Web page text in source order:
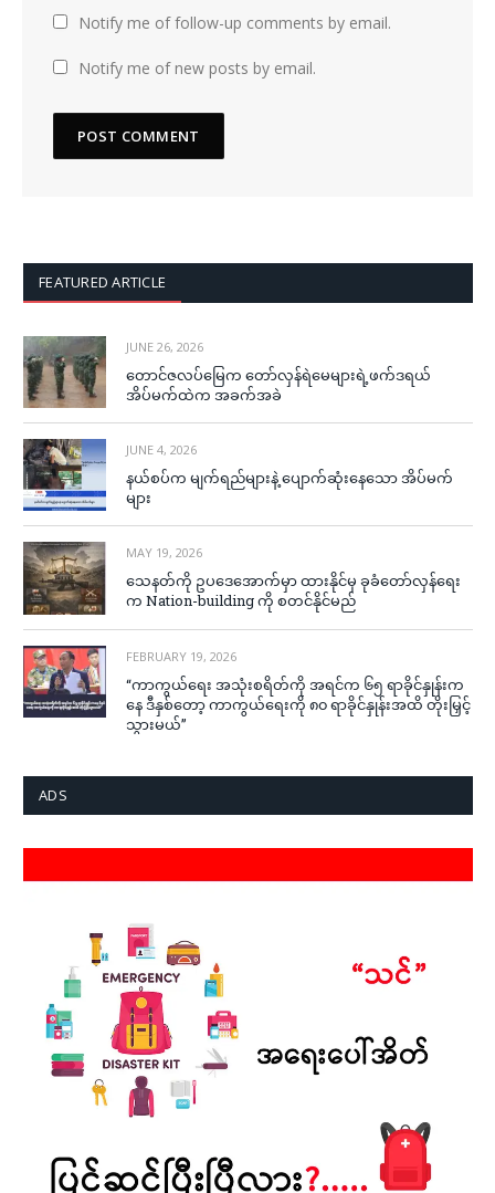
Notify me of follow-up comments by email.
Notify me of new posts by email.
FEATURED ARTICLE
JUNE 26, 2026
တောင်ဇလပ်မြေက တော်လှန်ရဲမေများရဲ့ဖက်ဒရယ်
အိပ်မက်ထဲက အခက်အခဲ
JUNE 4, 2026
နယ်စပ်က မျက်ရည်များနဲ့ ပျောက်ဆုံးနေသော အိပ်မက်
များ
MAY 19, 2026
သေနတ်ကို ဥပဒေအောက်မှာ ထားနိုင်မှ ခုခံတော်လှန်ရေး
က Nation-building ကို စတင်နိုင်မည်
FEBRUARY 19, 2026
“ကာကွယ်ရေး အသုံးစရိတ်ကို အရင်က ၆၅ ရာခိုင်နှုန်းက
နေ ဒီနှစ်တော့ ကာကွယ်ရေးကို ၈၀ ရာခိုင်နှုန်းအထိ တိုးမြှင့်
သွားမယ်”
ADS